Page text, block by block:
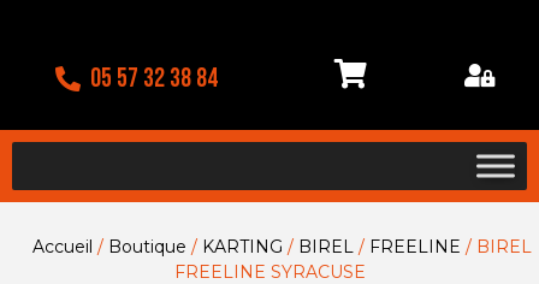
05 57 32 38 84
Accueil / Boutique / KARTING / BIREL / FREELINE / BIREL
FREELINE SYRACUSE